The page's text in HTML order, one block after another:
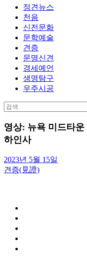
정견뉴스
천음
신전문화
문학예술
견증
문명신견
경세예언
생명탐구
우주시공
Search
for:
영상: 뉴욕 미드타
하인사
2023년 5월 15일
견증(見證)